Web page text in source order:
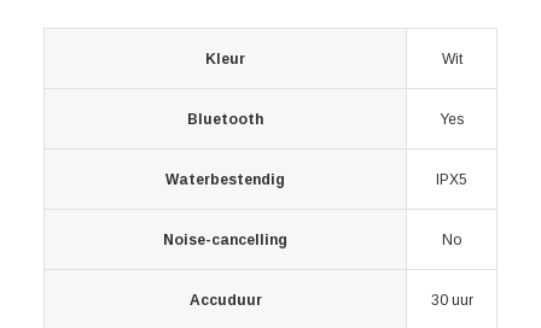
Kleur Wit
Bluetooth Yes
Waterbestendig IPX5
Noise-cancelling No
Accuduur 30 uur